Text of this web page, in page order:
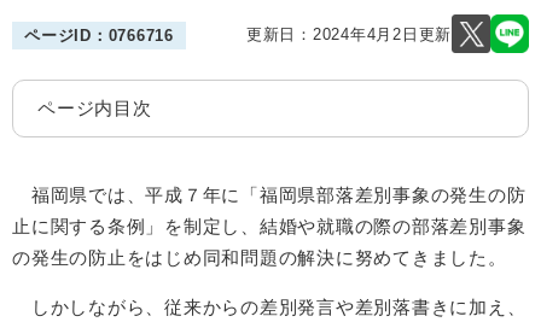
ページID：0766716 更新日：2024年4月2日更新
ページ内目次
福岡県では、平成７年に「福岡県部落差別事象の発生の防
止に関する条例」を制定し、結婚や就職の際の部落差別事象
の発生の防止をはじめ同和問題の解決に努めてきました。
しかしながら、従来からの差別発言や差別落書きに加え、